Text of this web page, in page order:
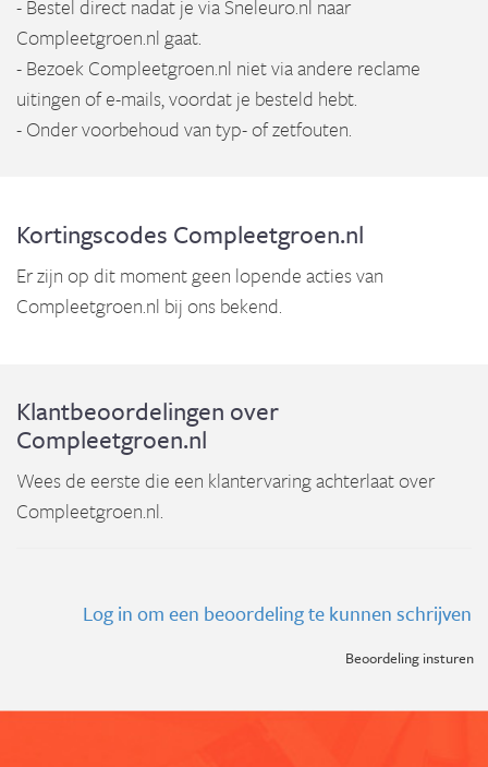
- Bestel direct nadat je via Sneleuro.nl naar
Compleetgroen.nl gaat.
- Bezoek Compleetgroen.nl niet via andere reclame
uitingen of e-mails, voordat je besteld hebt.
- Onder voorbehoud van typ- of zetfouten.
Kortingscodes Compleetgroen.nl
Er zijn op dit moment geen lopende acties van
Compleetgroen.nl bij ons bekend.
Klantbeoordelingen over
Compleetgroen.nl
Wees de eerste die een klantervaring achterlaat over
Compleetgroen.nl.
Log in om een beoordeling te kunnen schrijven
Beoordeling insturen